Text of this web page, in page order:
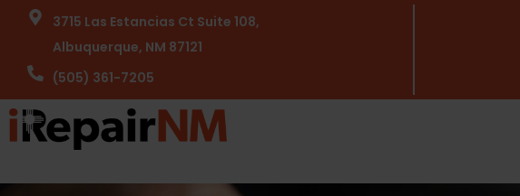
3715 Las Estancias Ct Suite 108,
Albuquerque, NM 87121
(505) 361-7205